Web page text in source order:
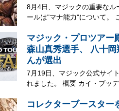
8月4日、マジックの重要な
ールは"マナ能力"について。
マジック・プロツアー
森山真秀選手、 八十
んが選出
7月19日、マジック公式サイ
れました。 概要 カイ・ブッ
コレクターブースター